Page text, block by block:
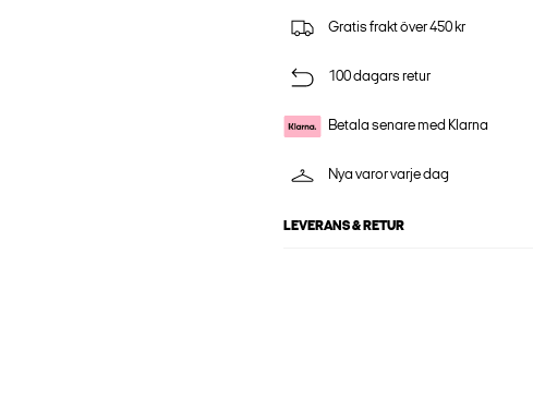
Gratis frakt över 450 kr
100 dagars retur
Betala senare med Klarna
Nya varor varje dag
LEVERANS & RETUR